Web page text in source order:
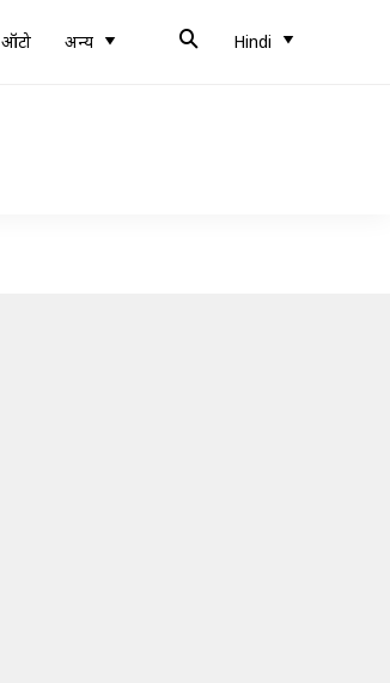
ऑटो अन्य Hindi